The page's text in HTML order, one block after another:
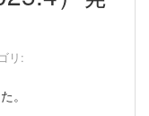
リ:
。